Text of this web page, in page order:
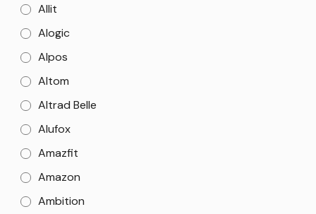
Allit
Alogic
Alpos
Altom
Altrad Belle
Alufox
Amazfit
Amazon
Ambition